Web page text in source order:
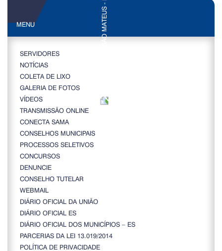
MENU
SERVIDORES
NOTÍCIAS
COLETA DE LIXO
GALERIA DE FOTOS
VÍDEOS
TRANSMISSÃO ONLINE
CONECTA SAMA
CONSELHOS MUNICIPAIS
PROCESSOS SELETIVOS
CONCURSOS
DENUNCIE
CONSELHO TUTELAR
WEBMAIL
DIÁRIO OFICIAL DA UNIÃO
DIÁRIO OFICIAL ES
DIÁRIO OFICIAL DOS MUNICÍPIOS – ES
PARCERIAS DA LEI 13.019/2014
POLÍTICA DE PRIVACIDADE